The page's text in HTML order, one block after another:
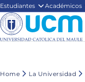
Estudiantes Académicos
Home La Universidad